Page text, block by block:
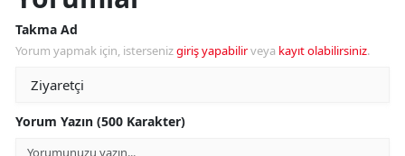
Takma Ad
Yorum yapmak için, istersenizgiriş yapabilirveya kayıt olabilirsiniz.
Yorum Yazın (500 Karakter)